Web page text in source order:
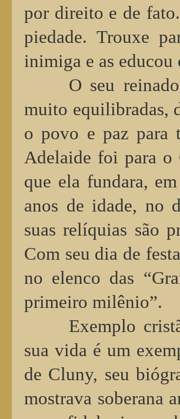
por direito e de
piedade. Trouxe
inimiga e as
O seu
muito equilibradas,
o povo e paz para
Adelaide foi para o
que ela fundara,
anos de idade, no
suas relíquias são
Com seu dia de
no elenco das
primeiro milênio”.
Exemplo
sua vida é um
de Cluny, seu
mostrava soberana